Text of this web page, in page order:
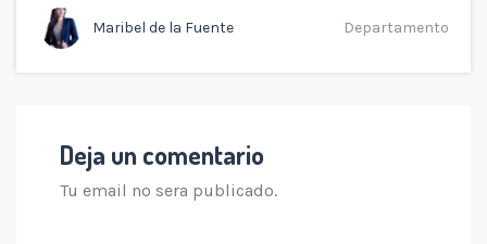
Maribel de la Fuente Departamento
Deja un comentario
Tu email no sera publicado.